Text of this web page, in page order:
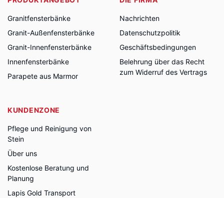
Granitfensterbänke
Granit-Außenfensterbänke
Granit-Innenfensterbänke
Innenfensterbänke
Parapete aus Marmor
Nachrichten
Datenschutzpolitik
Geschäftsbedingungen
Belehrung über das Recht
zum Widerruf des Vertrags
KUNDENZONE
Pflege und Reinigung von
Stein
Über uns
Kostenlose Beratung und
Planung
Lapis Gold Transport